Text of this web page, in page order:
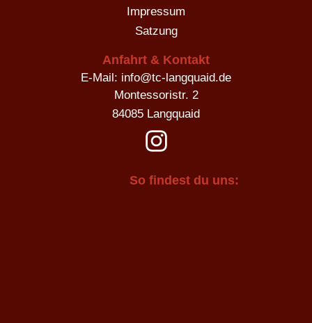
Impressum
Satzung
Anfahrt & Kontakt
E-Mail: info@tc-langquaid.de
Montessoristr. 2
84085 Langquaid
So findest du uns: